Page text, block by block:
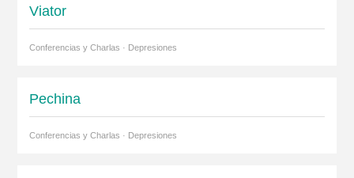
Viator
Conferencias y Charlas · Depresiones
Pechina
Conferencias y Charlas · Depresiones